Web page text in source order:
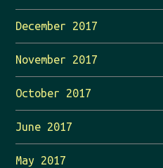
December 2017
November 2017
October 2017
June 2017
May 2017